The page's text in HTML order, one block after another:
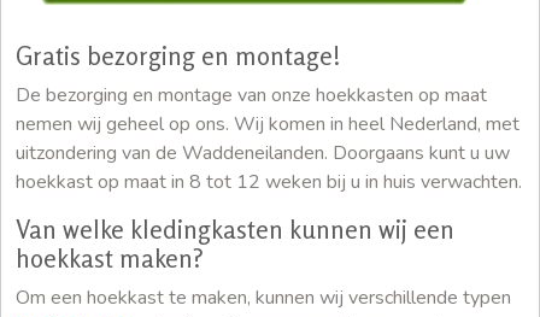
Gratis bezorging en montage!
De bezorging en montage van onze hoekkasten op maat
nemen wij geheel op ons. Wij komen in heel Nederland, met
uitzondering van de Waddeneilanden. Doorgaans kunt u uw
hoekkast op maat in 8 tot 12 weken bij u in huis verwachten.
Van welke kledingkasten kunnen wij een
hoekkast maken?
Om een hoekkast te maken, kunnen wij verschillende typen